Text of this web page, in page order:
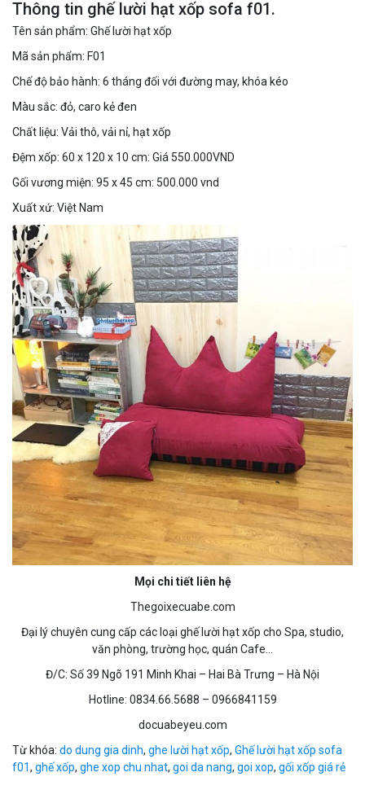
Thông tin ghế lười hạt xốp sofa f01.
Tên sản phẩm: Ghế lười hạt xốp
Mã sản phẩm: F01
Chế độ bảo hành: 6 tháng đối với đường may, khóa kéo
Màu sắc: đỏ, caro kẻ đen
Chất liệu: Vải thô, vải nỉ, hạt xốp
Đệm xốp: 60 x 120 x 10 cm: Giá 550.000VND
Gối vương miện: 95 x 45 cm: 500.000 vnd
Xuất xứ: Việt Nam
Mọi chi tiết liên hệ
Thegoixecuabe.com
Đại lý chuyên cung cấp các loại ghế lười hạt xốp cho Spa, studio,
văn phòng, trường học, quán Cafe…
Đ/C: Số 39 Ngõ 191 Minh Khai – Hai Bà Trưng – Hà Nội
Hotline: 0834.66.5688 – 0966841159
docuabeyeu.com
Từ khóa: do dung gia dinh, ghe lười hạt xốp, Ghế lười hạt xốp sofa
f01, ghế xốp, ghe xop chu nhat, goi da nang, goi xop, gối xốp giá rẻ